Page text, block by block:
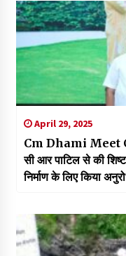
April 29, 2025
Cm Dhami Meet
सी आर पाटिल से की
निर्माण के लिए किया